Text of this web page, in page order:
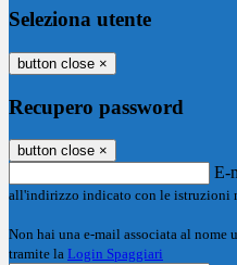
Seleziona utente
button close ×
Recupero password
button close ×
E-
all'indirizzo indicato con le istruzioni
Non hai una e-mail associata al nome
tramite la Login Spaggiari